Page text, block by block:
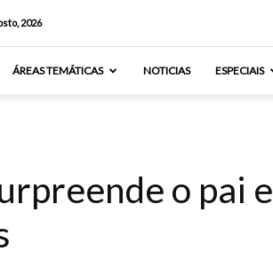
2026
ÁREAS TEMÁTICAS NOTICIAS ESPECIAIS
o pai e